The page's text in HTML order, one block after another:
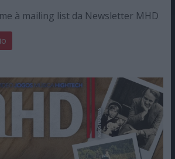
à mailing list da Newsletter MHD